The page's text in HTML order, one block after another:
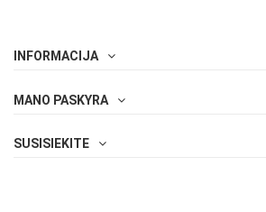
INFORMACIJA
MANO PASKYRA
SUSISIEKITE